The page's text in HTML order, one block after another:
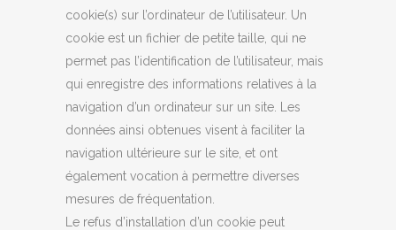
cookie(s) sur l’ordinateur de l’utilisateur. Un
cookie est un fichier de petite taille, qui ne
permet pas l’identification de l’utilisateur, mais
qui enregistre des informations relatives à la
navigation d’un ordinateur sur un site. Les
données ainsi obtenues visent à faciliter la
navigation ultérieure sur le site, et ont
également vocation à permettre diverses
mesures de fréquentation.
Le refus d’installation d’un cookie peut